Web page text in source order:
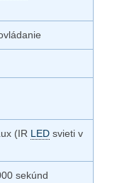
(IR LED svieti v
sekúnd